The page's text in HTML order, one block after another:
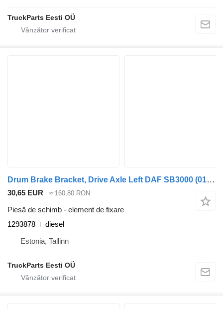
TruckParts Eesti OÜ
Drum Brake Bracket, Drive Axle Left DAF SB3000 (01.74-) 1293878 pentru autobuz DAF MB, B, FHD, EOS, DB, SB Bus (1970-2001)
30,65 EUR ≈ 160,80 RON
Piesă de schimb - element de fixare
1293878
diesel
Estonia, Tallinn
TruckParts Eesti OÜ